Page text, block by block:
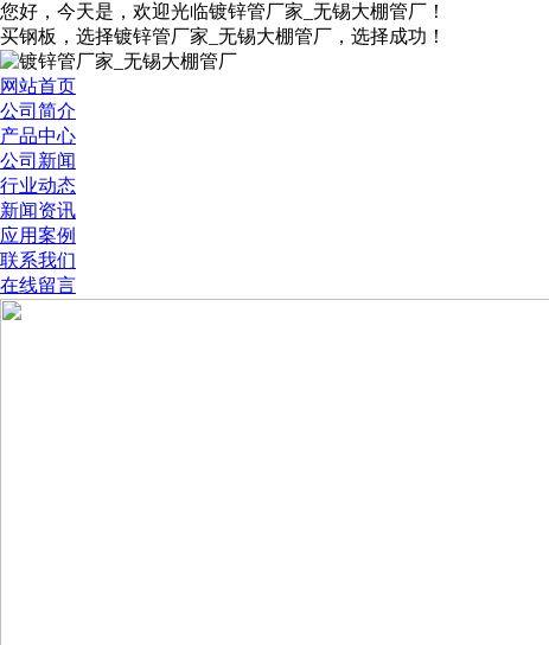
您好，今天是 ，欢迎光临镀锌管厂家_无锡大棚管厂！
买钢板，选择镀锌管厂家_无锡大棚管厂，选择成功！
网站首页
公司简介
产品中心
公司新闻
行业动态
新闻资讯
应用案例
联系我们
在线留言